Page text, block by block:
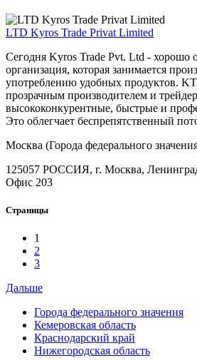
LTD Kyros Trade Privat Limited
Сегодня Kyros Trade Pvt. Ltd - хорошо
организация, которая занимается
употреблению удобных продуктов.
прозрачным производителем и
высококонкурентные, быстрые и
Это облегчает беспрепятственный
Москва (Города федерального
125057 РОССИЯ, г. Москва,
Офис 203
Страницы
1
2
3
Дальше
Города федерального значения
Кемеровская область
Краснодарский край
Нижегородская область